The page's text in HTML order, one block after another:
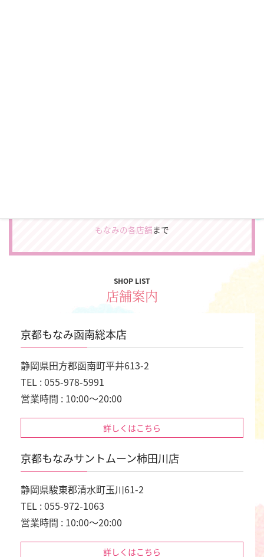
もなみの各店舗まで
SHOP LIST
店舗案内
京都もなみ函南総本店
静岡県田方郡函南町平井613-2
TEL : 055-978-5991
営業時間 : 10:00～20:00
詳しくはこちら
京都もなみサントムーン柿田川店
静岡県駿東郡清水町玉川61-2
TEL : 055-972-1063
営業時間 : 10:00～20:00
詳しくはこちら